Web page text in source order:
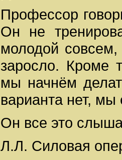
Профессор
Он не
молодой
заросло. Кроме
мы начнём
варианта нет, мы
Он все это
Л.Л. Силовая